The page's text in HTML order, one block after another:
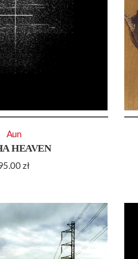
HEAVEN
zł
Aun